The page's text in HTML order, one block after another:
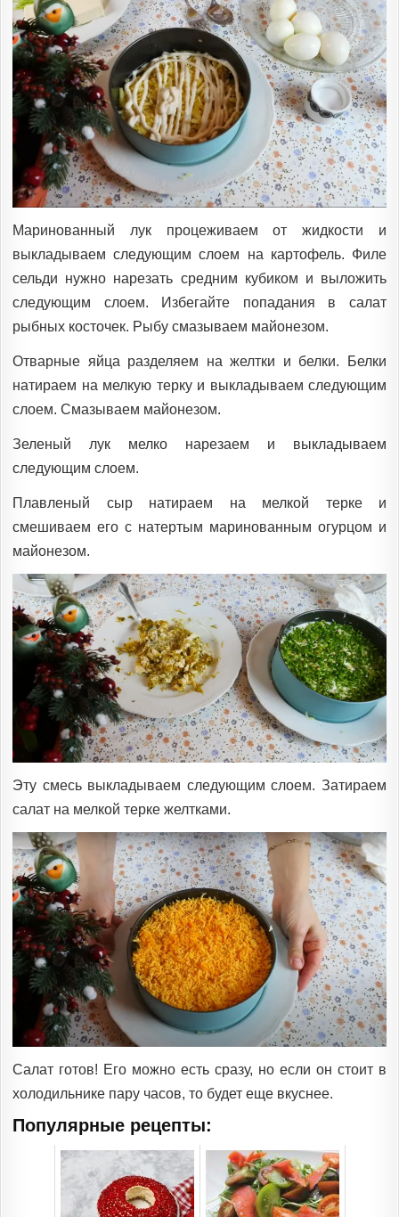
Маринованный лук процеживаем от жидкости и
выкладываем следующим слоем на картофель. Филе
сельди нужно нарезать средним кубиком и выложить
следующим слоем. Избегайте попадания в салат
рыбных косточек. Рыбу смазываем майонезом.
Отварные яйца разделяем на желтки и белки. Белки
натираем на мелкую терку и выкладываем следующим
слоем. Смазываем майонезом.
Зеленый лук мелко нарезаем и выкладываем
следующим слоем.
Плавленый сыр натираем на мелкой терке и
смешиваем его с натертым маринованным огурцом и
майонезом.
Эту смесь выкладываем следующим слоем. Затираем
салат на мелкой терке желтками.
Салат готов! Его можно есть сразу, но если он стоит в
холодильнике пару часов, то будет еще вкуснее.
Популярные рецепты: